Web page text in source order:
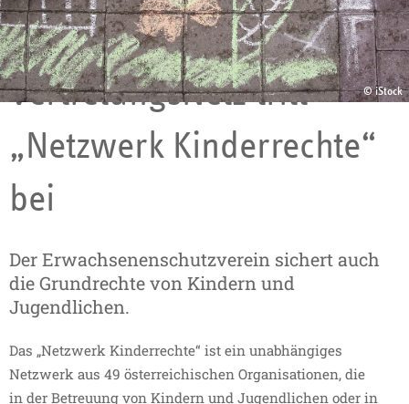
© iStock
02.02.2022
VertretungsNetz tritt
„Netzwerk Kinderrechte“
bei
Der Erwachsenenschutzverein sichert auch
die Grundrechte von Kindern und
Jugendlichen.
Das „Netzwerk Kinderrechte“ ist ein unabhängiges
Netzwerk aus 49 österreichischen Organisationen, die
in der Betreuung von Kindern und Jugendlichen oder in